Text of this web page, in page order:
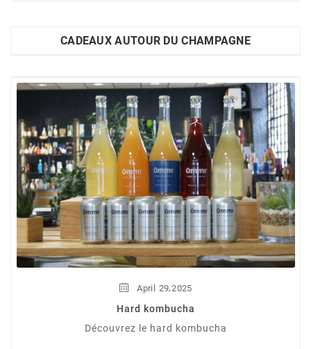
CADEAUX AUTOUR DU CHAMPAGNE
April 29,2025
Hard kombucha
Découvrez le hard kombucha